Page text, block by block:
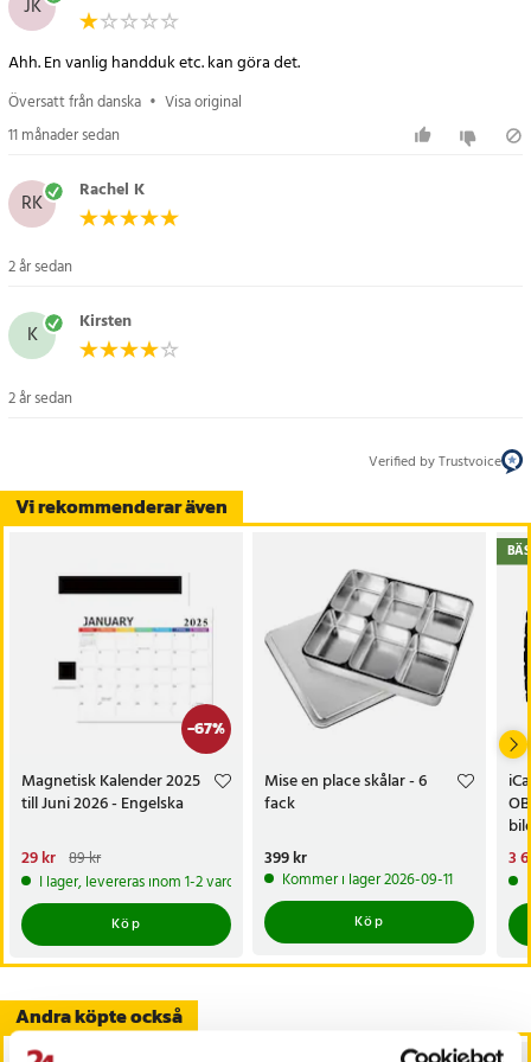
- Varumärke: Dunlop
- Mått: 90 x 30 cm
- Material: Polyester
- Kemikaliefri kylteknologi
- Tvättbar: 30°C
Artikelnummer
Vi rekommenderar även
-67%
Magnetisk Kalender 2025
till Juni 2026 - Engelska
Nuvarande pris
29 krTidigare pris:89 kr
29 kr 89 kr
I lager, levereras inom 1-2 vardagar
Köp
Mise en place skålar - 6
fack
Pris:399 kr
399 kr
Kommer i lager 2026-09-11
Köp
3
3
JK
Ahh. En vanlig handduk etc. kan göra det.
Översatt från danska • Visa original
11 månader sedan
RK Rachel K
2 år sedan
K Kirsten
2 år sedan
Verified by Trustvoice
Andra köpte också